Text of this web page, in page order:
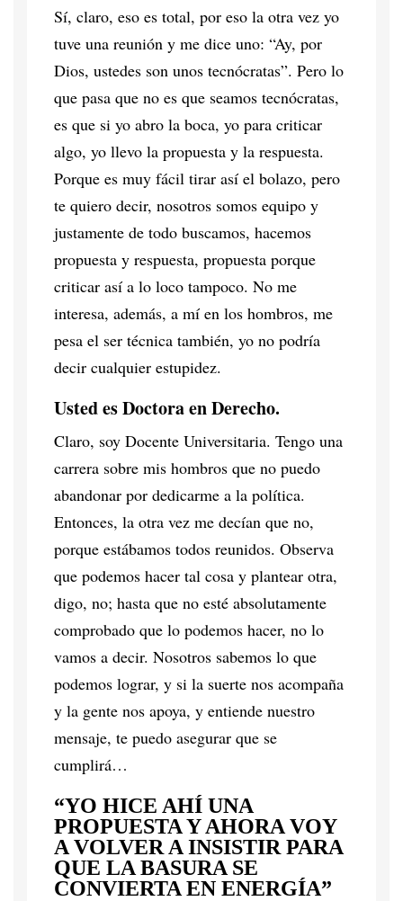
Sí, claro, eso es total, por eso la otra vez yo
tuve una reunión y me dice uno: “Ay, por
Dios, ustedes son unos tecnócratas”. Pero lo
que pasa que no es que seamos tecnócratas,
es que si yo abro la boca, yo para criticar
algo, yo llevo la propuesta y la respuesta.
Porque es muy fácil tirar así el bolazo, pero
te quiero decir, nosotros somos equipo y
justamente de todo buscamos, hacemos
propuesta y respuesta, propuesta porque
criticar así a lo loco tampoco. No me
interesa, además, a mí en los hombros, me
pesa el ser técnica también, yo no podría
decir cualquier estupidez.
Usted es Doctora en Derecho.
Claro, soy Docente Universitaria. Tengo una
carrera sobre mis hombros que no puedo
abandonar por dedicarme a la política.
Entonces, la otra vez me decían que no,
porque estábamos todos reunidos. Observa
que podemos hacer tal cosa y plantear otra,
digo, no; hasta que no esté absolutamente
comprobado que lo podemos hacer, no lo
vamos a decir. Nosotros sabemos lo que
podemos lograr, y si la suerte nos acompaña
y la gente nos apoya, y entiende nuestro
mensaje, te puedo asegurar que se
cumplirá…
“YO HICE AHÍ UNA
PROPUESTA Y AHORA VOY
A VOLVER A INSISTIR PARA
QUE LA BASURA SE
CONVIERTA EN ENERGÍA”